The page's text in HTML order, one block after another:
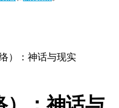
）：神话与现实